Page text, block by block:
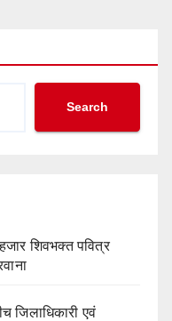
Search
शिवभक्त पवित्र
जिलाधिकारी एवं